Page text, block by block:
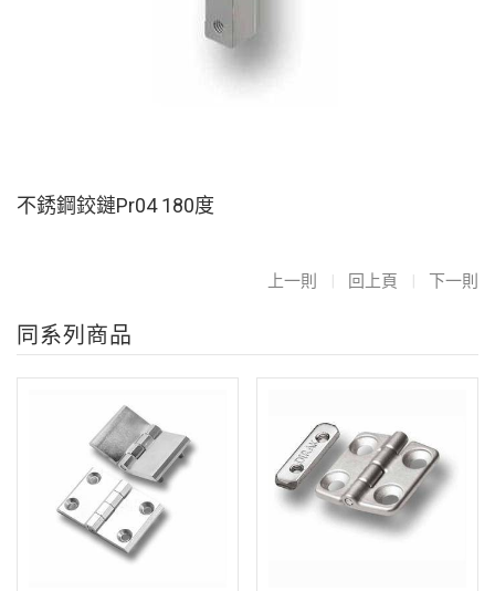
不銹鋼鉸鏈Pr04 180度
上一則 | 回上頁 | 下一則
同系列商品